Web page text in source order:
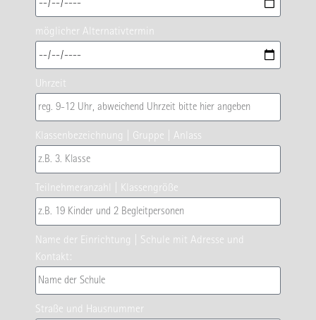
möglicher Alternativtermin
Uhrzeit
Klassenbezeichnung | Gruppe | Anlass
Teilnehmeranzahl | Klassengröße
Name der Einrichtung | Schule mit Adresse und
Kontakt:
Straße und Hausnummer